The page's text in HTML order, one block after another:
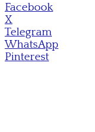
Facebook
X
Telegram
WhatsApp
Pinterest